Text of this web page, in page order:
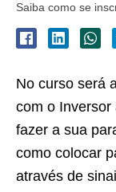
Saiba como se
No curso será
com o Inversor
fazer a sua
como colocar
através de